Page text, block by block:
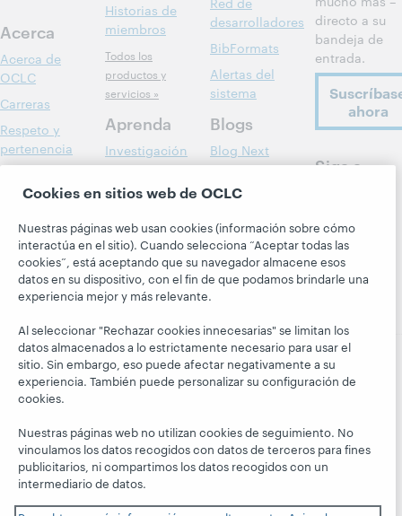
Acerca
Acerca de
OCLC
Carreras
Respeto y
pertenencia
financieros
Membresía
Trust Center
Historias de
miembros
Todos los
productos y
servicios »
Aprenda
Investigación
Eventos
Seminarios
web a la carta
desarrolladores
BibFormats
Alertas del
sistema
Blogs
Blog Next
Hanging
President's
Leadership
blog
directo a su
bandeja de
entrada.
ahora
Siga a
© 2026 OCLC Marcas comerciales y/o marcas de
Declaración de privacidad Aviso de cookies
Personalizar las configuraciones de cookies
Declaración de accesibilidad
Cookies en sitios web de OCLC
Nuestras páginas web usan cookies (información sobre cómo
interactúa en el sitio). Cuando selecciona “Aceptar todas las
cookies”, está aceptando que su navegador almacene esos
datos en su dispositivo, con el fin de que podamos brindarle una
experiencia mejor y más relevante.
Al seleccionar "Rechazar cookies innecesarias" se limitan los
datos almacenados a lo estrictamente necesario para usar el
sitio. Sin embargo, eso puede afectar negativamente a su
experiencia. También puede personalizar su configuración de
cookies.
Nuestras páginas web no utilizan cookies de seguimiento. No
vinculamos los datos recogidos con datos de terceros para fines
publicitarios, ni compartimos los datos recogidos con un
intermediario de datos.